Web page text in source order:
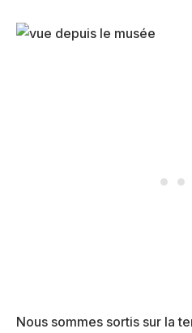
Nous sommes sortis sur la